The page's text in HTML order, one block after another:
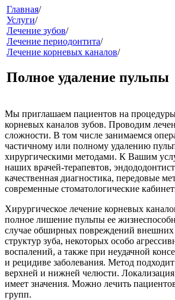
меню
звонок
клиники
Главная/
Услуги/
Лечение зубов/
Лечение периодонтита/
Лечение корневых каналов/
Полное удаление пульпы
Мы приглашаем пациентов на
корневых каналов зубов. Проводим
сложности. В том числе занимаемся
частичному или полному удалению
хирургическими методами. К Вашим
наших врачей-терапевтов,
качественная диагностика, передовые
современные стоматологические
Хирургическое лечение корневых
полное лишение пульпы ее
случае обширных повреждений
структур зуба, некоторых особо
воспалений, а также при неудачной
и рецидиве заболевания. Метод подходит
верхней и нижней челюсти.
имеет значения. Можно лечить
групп.